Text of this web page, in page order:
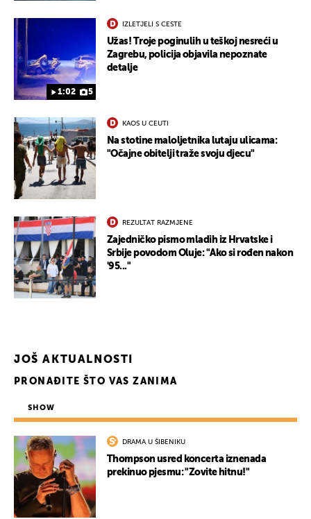
1:02 5
IZLETJELI S CESTE
Užas! Troje poginulih u teškoj nesreći u
Zagrebu, policija objavila nepoznate
detalje
KAOS U CEUTI
Na stotine maloljetnika lutaju ulicama:
"Očajne obitelji traže svoju djecu"
REZULTAT RAZMJENE
Zajedničko pismo mladih iz Hrvatske i
Srbije povodom Oluje: "Ako si rođen nakon
'95..."
JOŠ AKTUALNOSTI
PRONAĐITE ŠTO VAS ZANIMA
SHOW
DRAMA U ŠIBENIKU
Thompson usred koncerta iznenada
prekinuo pjesmu: "Zovite hitnu!"